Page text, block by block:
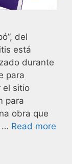
del
está
durante
para
el sitio
para
obra que
… Read more